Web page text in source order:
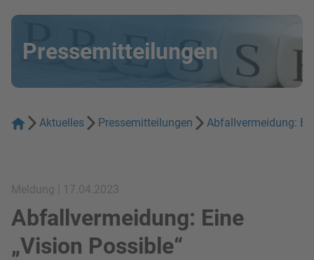
Pressemitteilungen
Aktuelles Pressemitteilungen Abfallvermeidung:
Meldung | 17.04.2023
Abfallvermeidung: Eine
„Vision Possible“